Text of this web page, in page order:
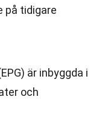
på tidigare
är inbyggda i
och